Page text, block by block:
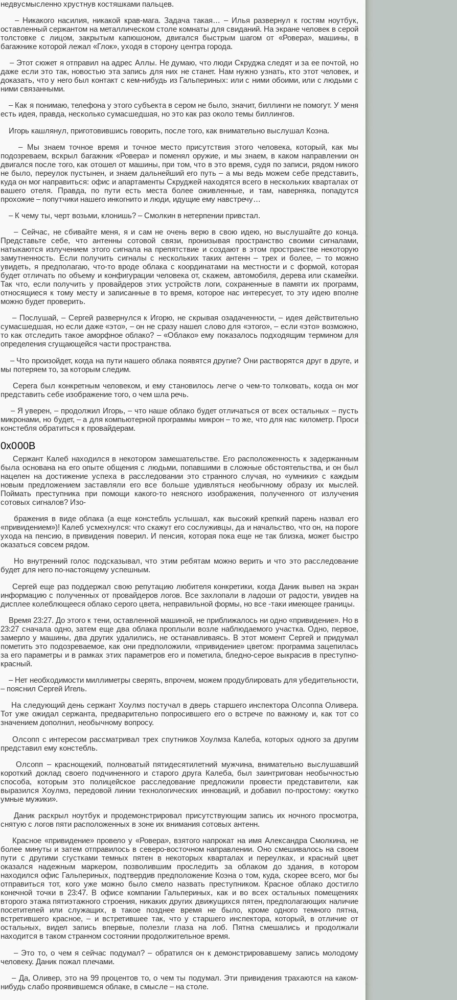
недвусмысленно хрустнув костяшками пальцев.
– Никакого насилия, никакой крав-мага. Задача такая… – Илья развернул к гостям ноутбук,
оставленный сержантом на металлическом столе комнаты для свиданий. На экране человек в серой
толстовке с лицом, закрытым капюшоном, двигался быстрым шагом от «Ровера», машины, в
багажнике которой лежал «Глок», уходя в сторону центра города.
– Этот сюжет я отправил на адрес Аллы. Не думаю, что люди Скруджа следят и за ее почтой, но
даже если это так, новостью эта запись для них не станет. Нам нужно узнать, кто этот человек, и
доказать, что у него был контакт с кем-нибудь из Гальпериных: или с ними обоими, или с людьми с
ними связанными.
– Как я понимаю, телефона у этого субъекта в сером не было, значит, биллинги не помогут. У меня
есть идея, правда, несколько сумасшедшая, но это как раз около темы биллингов.
Игорь кашлянул, приготовившись говорить, после того, как внимательно выслушал Коэна.
– Мы знаем точное время и точное место присутствия этого человека, который, как мы
подозреваем, вскрыл багажник «Ровера» и поменял оружие, и мы знаем, в каком направлении он
двигался после того, как отошел от машины, при том, что в это время, судя по записи, рядом никого
не было, переулок пустынен, и знаем дальнейший его путь – а мы ведь можем себе представить,
куда он мог направиться: офис и апартаменты Скруджей находятся всего в нескольких кварталах от
вашего отеля. Правда, по пути есть места более оживленные, и там, наверняка, попадутся
прохожие – попутчики нашего инкогнито и люди, идущие ему навстречу…
– К чему ты, черт возьми, клонишь? – Смолкин в нетерпении привстал.
– Сейчас, не сбивайте меня, я и сам не очень верю в свою идею, но выслушайте до конца.
Представьте себе, что антенны сотовой связи, пронизывая пространство своими сигналами,
натыкаются излучением этого сигнала на препятствие и создают в этом пространстве некоторую
замутненность. Если получить сигналы с нескольких таких антенн – трех и более, – то можно
увидеть, я предполагаю, что-то вроде облака с координатами на местности и с формой, которая
будет отличать по объему и конфигурации человека от, скажем, автомобиля, дерева или скамейки.
Так что, если получить у провайдеров этих устройств логи, сохраненные в памяти их программ,
относящиеся к тому месту и записанные в то время, которое нас интересует, то эту идею вполне
можно будет проверить.
– Послушай, – Сергей развернулся к Игорю, не скрывая озадаченности, – идея действительно
сумасшедшая, но если даже «это», – он не сразу нашел слово для «этого», – если «это» возможно,
то как отследить такое аморфное облако? – «Облако» ему показалось подходящим термином для
определения сгущающейся части пространства.
– Что произойдет, когда на пути нашего облака появятся другие? Они растворятся друг в друге, и
мы потеряем то, за которым следим.
Серега был конкретным человеком, и ему становилось легче о чем-то толковать, когда он мог
представить себе изображение того, о чем шла речь.
– Я уверен, – продолжил Игорь, – что наше облако будет отличаться от всех остальных – пусть
микронами, но будет, – а для компьютерной программы микрон – то же, что для нас километр. Проси
констебля обратиться к провайдерам.
0x000B
Сержант Калеб находился в некотором замешательстве. Его расположенность к задержанным
была основана на его опыте общения с людьми, попавшими в сложные обстоятельства, и он был
нацелен на достижение успеха в расследовании это странного случая, но «умники» с каждым
новым предложением заставляли его все больше удивляться необычному образу их мыслей.
Поймать преступника при помощи какого-то неясного изображения, полученного от излучения
сотовых сигналов? Изо-
бражения в виде облака (а еще констебль услышал, как высокий крепкий парень назвал его
«привидением»)! Калеб усмехнулся: что скажут его сослуживцы, да и начальство, что он, на пороге
ухода на пенсию, в привидения поверил. И пенсия, которая пока еще не так близка, может быстро
оказаться совсем рядом.
Но внутренний голос подсказывал, что этим ребятам можно верить и что это расследование
будет для него по-настоящему успешным.
Сергей еще раз поддержал свою репутацию любителя конкретики, когда Даник вывел на экран
информацию с полученных от провайдеров логов. Все захлопали в ладоши от радости, увидев на
дисплее колеблющееся облако серого цвета, неправильной формы, но все -таки имеющее границы.
Время 23:27. До этого к тени, оставленной машиной, не приближалось ни одно «привидение». Но в
23:27 сначала одно, затем еще два облака проплыли возле наблюдаемого участка. Одно, первое,
замерло у машины, два других удалились, не останавливаясь. В этот момент Сергей и придумал
пометить это подозреваемое, как они предположили, «привидение» цветом: программа зацепилась
за его параметры и в рамках этих параметров его и пометила, бледно-серое выкрасив в преступно-
красный.
– Нет необходимости миллиметры сверять, впрочем, можем продублировать для убедительности,
– пояснил Сергей Игель.
На следующий день сержант Хоулмз постучал в дверь старшего инспектора Олсоппа Оливера.
Тот уже ожидал сержанта, предварительно попросившего его о встрече по важному и, как тот со
значением дополнил, необычному вопросу.
Олсопп с интересом рассматривал трех спутников Хоулмза Калеба, которых одного за другим
представил ему констебль.
Олсопп – краснощекий, полноватый пятидесятилетний мужчина, внимательно выслушавший
короткий доклад своего подчиненного и старого друга Калеба, был заинтригован необычностью
способа, которым это полицейское расследование предложили провести представители, как
выразился Хоулмз, передовой линии технологических инноваций, и добавил по-простому: «жутко
умные мужики».
Даник раскрыл ноутбук и продемонстрировал присутствующим запись их ночного просмотра,
снятую с логов пяти расположенных в зоне их внимания сотовых антенн.
Красное «привидение» провело у «Ровера», взятого напрокат на имя Александра Смолкина, не
более минуты и затем отправилось в северо-восточном направлении. Оно смешивалось на своем
пути с другими сгустками темных пятен в некоторых кварталах и переулках, и красный цвет
оказался надежным маркером, позволившим проследить за облаком до здания, в котором
находился офис Гальпериных, подтвердив предположение Коэна о том, куда, скорее всего, мог бы
отправиться тот, кого уже можно было смело назвать преступником. Красное облако достигло
конечной точки в 23:47. В офисе компании Гальпериных, как и во всех остальных помещениях
второго этажа пятиэтажного строения, никаких других движущихся пятен, предполагающих наличие
посетителей или служащих, в такое позднее время не было, кроме одного темного пятна,
встретившего красное, – и встретившее так, что у старшего инспектора, который, в отличие от
остальных, видел запись впервые, полезли глаза на лоб. Пятна смешались и продолжали
находится в таком странном состоянии продолжительное время.
– Это то, о чем я сейчас подумал? – обратился он к демонстрировавшему запись молодому
человеку. Даник пожал плечами.
– Да, Оливер, это на 99 процентов то, о чем ты подумал. Эти привидения трахаются на каком-
нибудь слабо проявившемся облаке, в смысле – на столе.